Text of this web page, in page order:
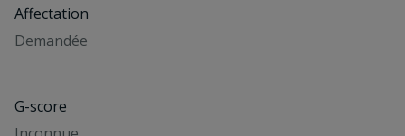
Affectation
Demandée
G-score